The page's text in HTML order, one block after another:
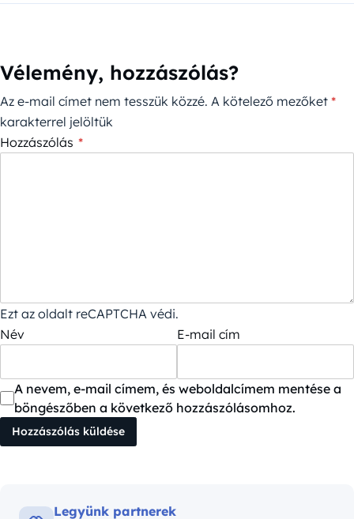
Vélemény, hozzászólás?
Az e-mail címet nem tesszük közzé. A kötelező mezőket *
karakterrel jelöltük
Hozzászólás *
Ezt az oldalt reCAPTCHA védi.
Név
E-mail cím
A nevem, e-mail címem, és weboldalcímem mentése a
böngészőben a következő hozzászólásomhoz.
Legyünk partnerek